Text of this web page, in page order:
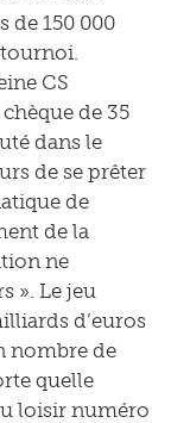
de 150 000
CS
de 35
dans le
de se prêter
de
de la
ne
». Le jeu
d’euros
nombre de
quelle
loisir numéro